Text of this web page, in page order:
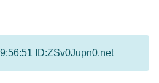
ID:ZSv0Jupn0.net